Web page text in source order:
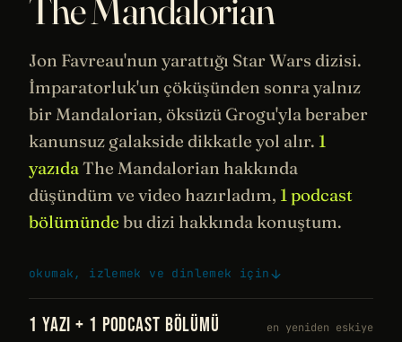
The Mandalorian
Jon Favreau'nun yarattığı Star Wars dizisi.
İmparatorluk'un çöküşünden sonra yalnız
bir Mandalorian, öksüzü Grogu'yla beraber
kanunsuz galakside dikkatle yol alır. 1
yazıdaThe Mandalorian hakkında
düşündüm ve video hazırladım, 1 podcast
bölümünde bu dizi hakkında konuştum.
okumak, izlemek ve dinlemek için
1 YAZI + 1 PODCAST BÖLÜMÜ en yeniden eskiye